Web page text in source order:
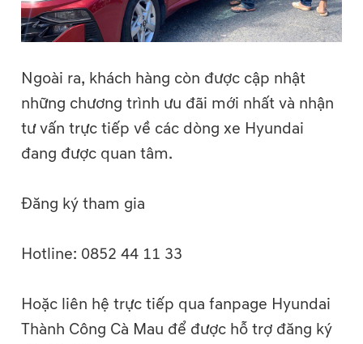
Ngoài ra, khách hàng còn được cập nhật
những chương trình ưu đãi mới nhất và nhận
tư vấn trực tiếp về các dòng xe Hyundai
đang được quan tâm.
Đăng ký tham gia
Hotline: 0852 44 11 33
Hoặc liên hệ trực tiếp qua fanpage Hyundai
Thành Công Cà Mau để được hỗ trợ đăng ký